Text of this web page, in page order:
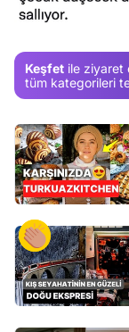
Keşfet ile ziyaret
tüm kategorileri